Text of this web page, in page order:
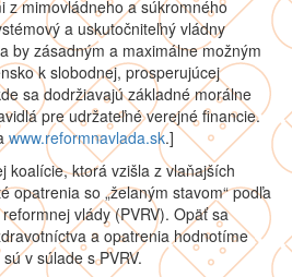
z mimovládneho a súkromného
a uskutočniteľný vládny
by zásadným a maximálne možným
k slobodnej, prosperujúcej
sa dodržiavajú základné morálne
pre udržateľné verejné financie.
www.reformnavlada.sk.]
koalície, ktorá vzišla z vlaňajších
opatrenia so „želaným stavom“ podľa
vlády (PVRV). Opäť sa
a opatrenia hodnotíme
v súlade s PVRV.